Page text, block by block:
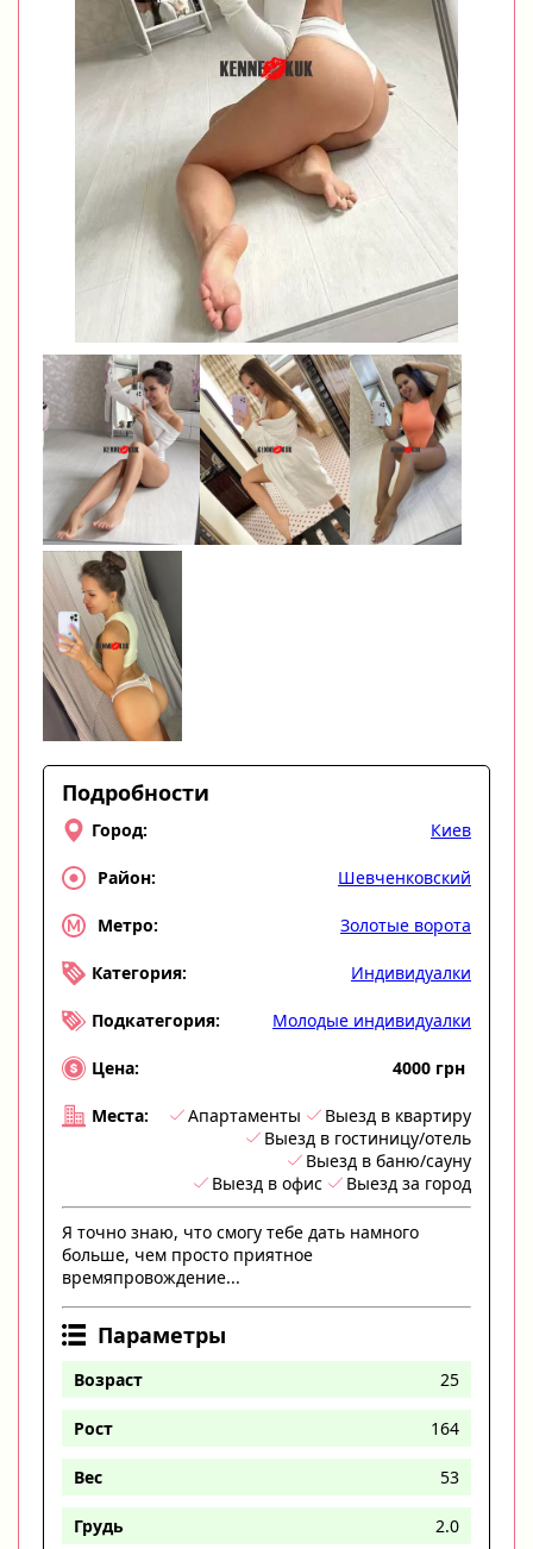
Подробности
Город: Киев
Район: Шевченковский
Метро: Золотые ворота
Категория: Индивидуалки
Подкатегория: Молодые индивидуалки
Цена: 4000 грн
Места: Апартаменты
Выезд в квартиру
Выезд в гостиницу/отель
Выезд в баню/сауну
Выезд в офис
Выезд за город
Я точно знаю, что смогу тебе дать намного
больше, чем просто приятное
времяпровождение...
Параметры
Возраст 25
Рост 164
Вес 53
Грудь 2.0